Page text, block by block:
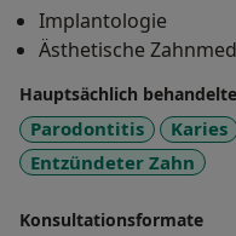
Implantologie
Ästhetische
Hauptsächlich
Parodontitis Karies
Entzündeter Zahn
Konsultationsformate